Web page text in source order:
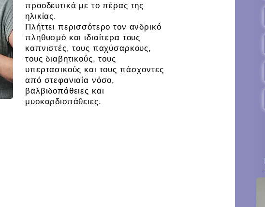
προοδευτικά με το πέρας της
ηλικίας.
Πλήττει περισσότερο τον ανδρικό
πληθυσμό και ιδιαίτερα τους
καπνιστές, τους παχύσαρκους,
τους διαβητικούς, τους
υπερτασικούς και τους πάσχοντες
από στεφανιαία νόσο,
βαλβιδοπάθειες και
μυοκαρδιοπάθειες.